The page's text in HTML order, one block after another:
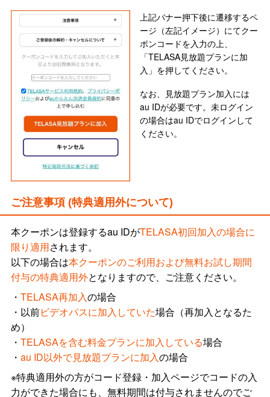
時)をご利⽤ください。
「データチャージ」について詳しく＞
「エクストラオプション」について詳しく ＞
また、容量の多いデータ定額サービスにご変更いただくことで、スムーズに
ご利⽤いただけます。
変更の適⽤タイミングについては、基本料⾦・料⾦プラン⼀覧のページより
ご確認ください。
（Wi-Fiご利⽤の場合は速度制限なくご利⽤いただけます。）
■初回加⼊で30⽇間無料
※無料期間終了後は、⾃動的に⽉額情報料がかかります。
※無料期間中に退会された場合、⽉額情報料は発⽣しません。2回⽬以降の加
⼊の場合は、加⼊当⽇から情報料がかかります。
※「TELASAを含む料⾦プラン」ご加⼊の場合は、30日間無料の対象外で
す。料⾦プランについて詳しくはauホームページをご確認ください。
AndroidはGoogle Inc.の商標または登録商標です。「Wi-Fi」はWi-Fi Alliance
の登録商標です。
TM and (c) 2015 Apple Inc. All rights reserved. iPhoneはApple Inc.の商標で
す。iPhoneの商標は、アイホン株式会社のライセンスにもとづき使⽤されて
います。
Apple、iPadは、⽶国および他の国々で登録されたApple Inc.の商標です。
上記バナー押下後に遷移するペ
ージ（左記イメージ）にてクー
ポンコードを入力の上、
「TELASA見放題プランに加
入」を押してください。
なお、見放題プラン加入には
au IDが必要です。未ログイン
の場合はau IDでログインして
ください。
ご注意事項 (特典適用外について)
本クーポンは登録するau IDがTELASA初回加⼊の場合に
限り適⽤されます。
以下の場合は本クーポンのご利用および無料お試し期間
付与の特典適用外となりますので、ご注意ください。
・ TELASA再加⼊の場合
・以前ビデオパスに加⼊していた場合（再加入となるた
め）
・ TELASAを含む料金プランに加入している場合
・ au ID以外で見放題プランに加入の場合
※特典適⽤外の⽅がコード登録・加⼊ページでコードの⼊
⼒ができた場合にも、無料期間は付与されませんのでご